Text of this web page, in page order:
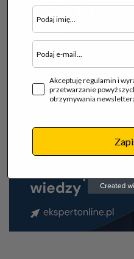
Akceptuję regulamin i
przetwarzanie
otrzymywania